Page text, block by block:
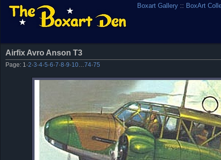
Boxart Gallery :: BoxArt
Airfix Avro Anson T3
Page: 1 ·2·3·4·5·6·7·8·9·10 74·75